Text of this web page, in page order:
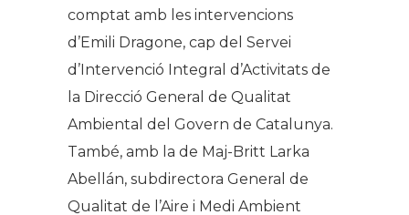
comptat amb les intervencions
d’Emili Dragone, cap del Servei
d’Intervenció Integral d’Activitats de
la Direcció General de Qualitat
Ambiental del Govern de Catalunya.
També, amb la de Maj-Britt Larka
Abellán, subdirectora General de
Qualitat de l’Aire i Medi Ambient